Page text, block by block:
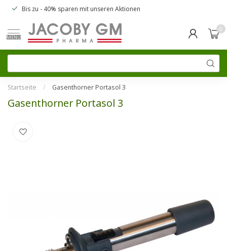
Bis zu - 40% sparen mit unseren Aktionen
MENU
0
Startseite / Gasenthorner Portasol 3
Gasenthorner Portasol 3